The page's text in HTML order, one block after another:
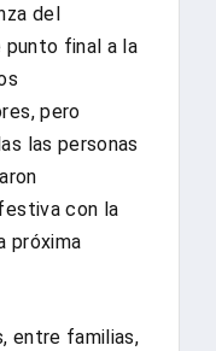
del
punto final a la
pero
las personas
con la
próxima
entre familias,